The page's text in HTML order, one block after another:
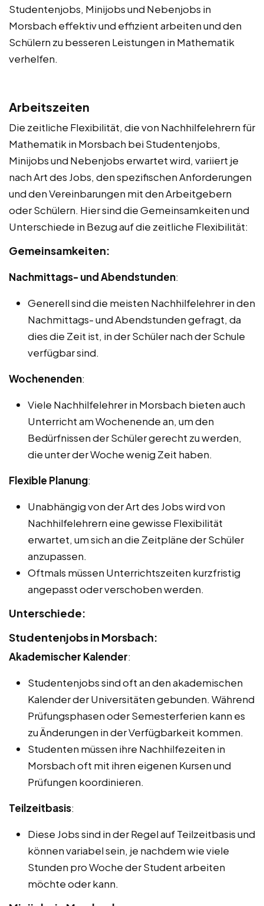
Studentenjobs, Minijobs und Nebenjobs in
Morsbach effektiv und effizient arbeiten und den
Schülern zu besseren Leistungen in Mathematik
verhelfen.
Arbeitszeiten
Die zeitliche Flexibilität, die von Nachhilfelehrern für
Mathematik in Morsbach bei Studentenjobs,
Minijobs und Nebenjobs erwartet wird, variiert je
nach Art des Jobs, den spezifischen Anforderungen
und den Vereinbarungen mit den Arbeitgebern
oder Schülern. Hier sind die Gemeinsamkeiten und
Unterschiede in Bezug auf die zeitliche Flexibilität:
Gemeinsamkeiten:
Nachmittags- und Abendstunden:
Generell sind die meisten Nachhilfelehrer in den
Nachmittags- und Abendstunden gefragt, da
dies die Zeit ist, in der Schüler nach der Schule
verfügbar sind.
Wochenenden:
Viele Nachhilfelehrer in Morsbach bieten auch
Unterricht am Wochenende an, um den
Bedürfnissen der Schüler gerecht zu werden,
die unter der Woche wenig Zeit haben.
Flexible Planung:
Unabhängig von der Art des Jobs wird von
Nachhilfelehrern eine gewisse Flexibilität
erwartet, um sich an die Zeitpläne der Schüler
anzupassen.
Oftmals müssen Unterrichtszeiten kurzfristig
angepasst oder verschoben werden.
Unterschiede:
Studentenjobs in Morsbach:
Akademischer Kalender:
Studentenjobs sind oft an den akademischen
Kalender der Universitäten gebunden. Während
Prüfungsphasen oder Semesterferien kann es
zu Änderungen in der Verfügbarkeit kommen.
Studenten müssen ihre Nachhilfezeiten in
Morsbach oft mit ihren eigenen Kursen und
Prüfungen koordinieren.
Teilzeitbasis:
Diese Jobs sind in der Regel auf Teilzeitbasis und
können variabel sein, je nachdem wie viele
Stunden pro Woche der Student arbeiten
möchte oder kann.